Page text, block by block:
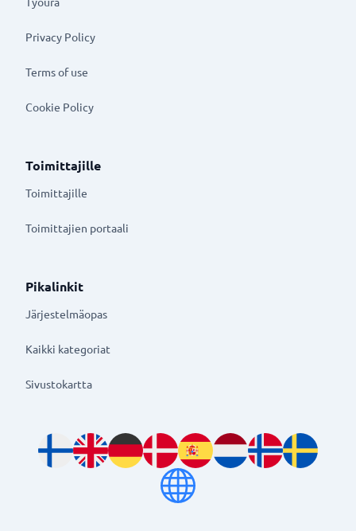
Privacy Policy
Terms of use
Cookie Policy
Toimittajille
Toimittajille
Toimittajien portaali
Pikalinkit
Järjestelmäopas
Kaikki kategoriat
Sivustokartta